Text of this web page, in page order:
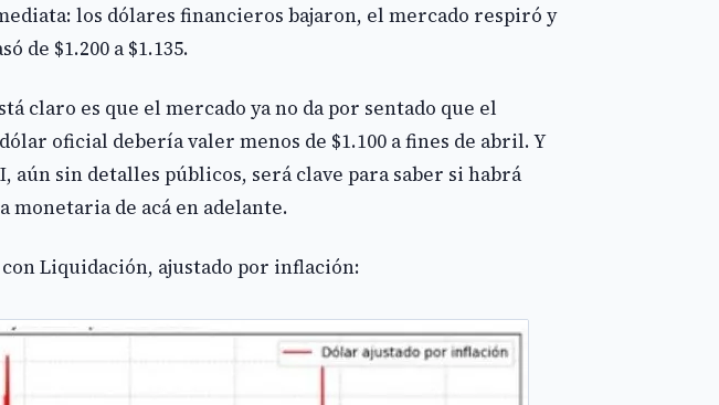
los dólares financieros bajaron, el mercado respiró y
de $1.200 a $1.135.
claro es que el mercado ya no da por sentado que el
oficial debería valer menos de $1.100 a fines de abril. Y
aún sin detalles públicos, será clave para saber si habrá
monetaria de acá en adelante.
Liquidación, ajustado por inflación: